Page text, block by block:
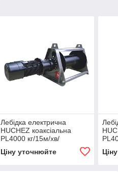
Лебідка електрична
HUCHEZ коаксіальна
PL4000 кг/15м/хв/
Ціну уточнюйте